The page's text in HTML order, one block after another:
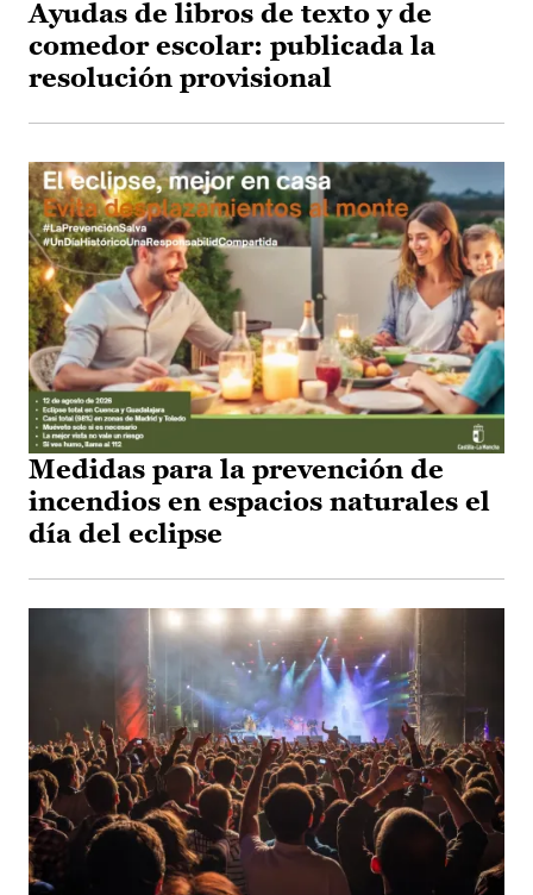
Ayudas de libros de texto y de
comedor escolar: publicada la
resolución provisional
Medidas para la prevención de
incendios en espacios naturales el
día del eclipse